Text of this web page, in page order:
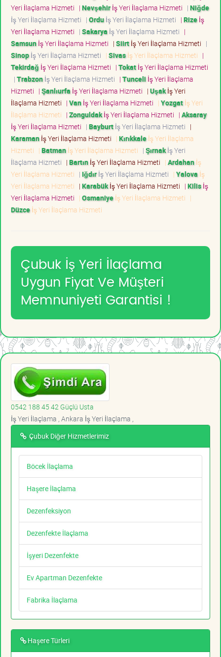
Yeri İlaçlama Hizmeti | Nevşehirİş Yeri İlaçlama Hizmeti | Niğde
İş Yeri İlaçlama Hizmeti | Orduİş Yeri İlaçlama Hizmeti | Rizeİş
Yeri İlaçlama Hizmeti | Sakarya İş Yeri İlaçlama Hizmeti |
Samsunİş Yeri İlaçlama Hizmeti | Siirtİş Yeri İlaçlama Hizmeti |
Sinopİş Yeri İlaçlama Hizmeti | Sivasİş Yeri İlaçlama Hizmeti |
Tekirdağ İş Yeri İlaçlama Hizmeti | Tokatİş Yeri İlaçlama Hizmeti
| Trabzonİş Yeri İlaçlama Hizmeti | Tunceli İş Yeri İlaçlama
Hizmeti | Şanlıurfa İş Yeri İlaçlama Hizmeti | Uşakİş Yeri
İlaçlama Hizmeti | Vanİş Yeri İlaçlama Hizmeti | Yozgatİş Yeri
İlaçlama Hizmeti | Zonguldakİş Yeri İlaçlama Hizmeti | Aksaray
İş Yeri İlaçlama Hizmeti | Bayburtİş Yeri İlaçlama Hizmeti |
Karamanİş Yeri İlaçlama Hizmeti | Kırıkkaleİş Yeri İlaçlama
Hizmeti | Batmanİş Yeri İlaçlama Hizmeti | Şırnakİş Yeri
İlaçlama Hizmeti | Bartınİş Yeri İlaçlama Hizmeti | Ardahanİş
Yeri İlaçlama Hizmeti | Iğdırİş Yeri İlaçlama Hizmeti | Yalova İş
Yeri İlaçlama Hizmeti | Karabükİş Yeri İlaçlama Hizmeti | Kilisİş
Yeri İlaçlama Hizmeti | Osmaniyeİş Yeri İlaçlama Hizmeti |
Düzceİş Yeri İlaçlama Hizmeti
Çubuk İş Yeri İlaçlama
Uygun Fiyat Ve Müşteri
Memnuniyeti Garantisi !
0542 188 45 42 Güçlü Usta
İş Yeri İlaçlama , Ankara İş Yeri İlaçlama ,
Çubuk Diğer Hizmetlerimiz
Böcek İlaçlama
Haşere İlaçlama
Dezenfeksiyon
Dezenfekte İlaçlama
İşyeri Dezenfekte
Ev Apartman Dezenfekte
Fabrika İlaçlama
Haşere Türleri